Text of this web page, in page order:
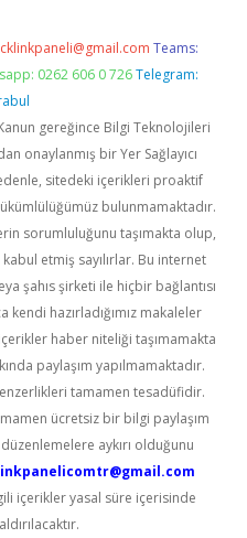
Teams:
0262 606 0 726 Telegram:
Kanun gereğince Bilgi Teknolojileri
onaylanmış bir Yer Sağlayıcı
sitedeki içerikleri proaktif
bulunmamaktadır.
sorumluluğunu taşımakta olup,
etmiş sayılırlar. Bu internet
şahıs şirketi ile hiçbir bağlantısı
kendi hazırladığımız makaleler
haber niteliği taşımamakta
paylaşım yapılmamaktadır.
tamamen tesadüfidir.
ücretsiz bir bilgi paylaşım
aykırı olduğunu
içerikler yasal süre içerisinde